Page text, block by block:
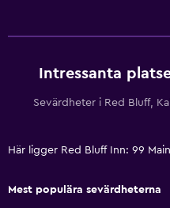
Strandstolar
Utomhus matplats
Uttag nära sängen
Intressanta
Sevärdheter i Red Bluff,
Här ligger Red Bluff Inn: 99
Mest populära sevärdheterna